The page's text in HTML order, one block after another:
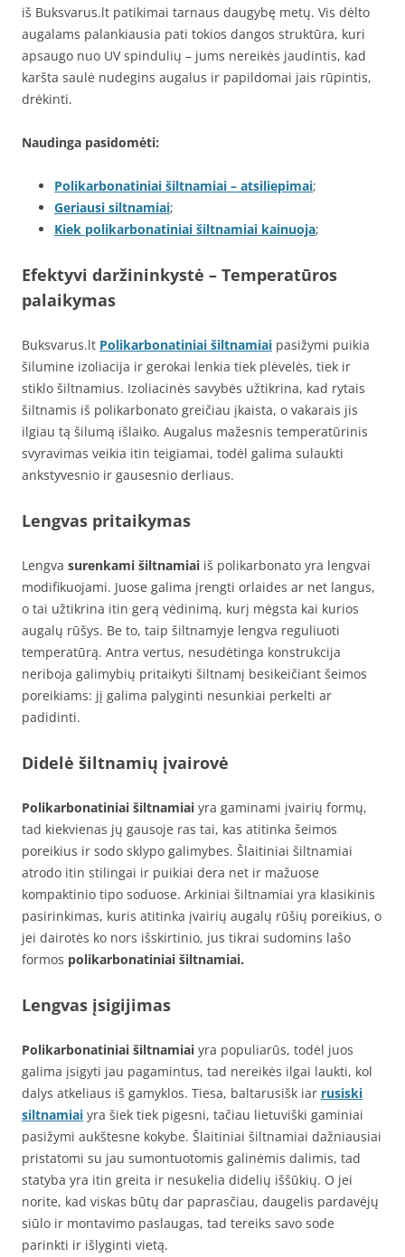
iš Buksvarus.lt patikimai tarnaus daugybę metų. Vis dėlto
augalams palankiausia pati tokios dangos struktūra, kuri
apsaugo nuo UV spindulių – jums nereikės jaudintis, kad
karšta saulė nudegins augalus ir papildomai jais rūpintis,
drėkinti.
Naudinga pasidomėti:
Polikarbonatiniai šiltnamiai – atsiliepimai;
Geriausi siltnamiai;
Kiek polikarbonatiniai šiltnamiai kainuoja;
Efektyvi daržininkystė – Temperatūros
palaikymas
Buksvarus.lt Polikarbonatiniai šiltnamiai pasižymi puikia
šilumine izoliacija ir gerokai lenkia tiek plėvelės, tiek ir
stiklo šiltnamius. Izoliacinės savybės užtikrina, kad rytais
šiltnamis iš polikarbonato greičiau įkaista, o vakarais jis
ilgiau tą šilumą išlaiko. Augalus mažesnis temperatūrinis
svyravimas veikia itin teigiamai, todėl galima sulaukti
ankstyvesnio ir gausesnio derliaus.
Lengvas pritaikymas
Lengva surenkami šiltnamiai iš polikarbonato yra lengvai
modifikuojami. Juose galima įrengti orlaides ar net langus,
o tai užtikrina itin gerą vėdinimą, kurį mėgsta kai kurios
augalų rūšys. Be to, taip šiltnamyje lengva reguliuoti
temperatūrą. Antra vertus, nesudėtinga konstrukcija
neriboja galimybių pritaikyti šiltnamį besikeičiant šeimos
poreikiams: jį galima palyginti nesunkiai perkelti ar
padidinti.
Didelė šiltnamių įvairovė
Polikarbonatiniai šiltnamiai yra gaminami įvairių formų,
tad kiekvienas jų gausoje ras tai, kas atitinka šeimos
poreikius ir sodo sklypo galimybes. Šlaitiniai šiltnamiai
atrodo itin stilingai ir puikiai dera net ir mažuose
kompaktinio tipo soduose. Arkiniai šiltnamiai yra klasikinis
pasirinkimas, kuris atitinka įvairių augalų rūšių poreikius, o
jei dairotės ko nors išskirtinio, jus tikrai sudomins lašo
formos polikarbonatiniai šiltnamiai.
Lengvas įsigijimas
Polikarbonatiniai šiltnamiai yra populiarūs, todėl juos
galima įsigyti jau pagamintus, tad nereikės ilgai laukti, kol
dalys atkeliaus iš gamyklos. Tiesa, baltarusišk iar rusiski
siltnamiai yra šiek tiek pigesni, tačiau lietuviški gaminiai
pasižymi aukštesne kokybe. Šlaitiniai šiltnamiai dažniausiai
pristatomi su jau sumontuotomis galinėmis dalimis, tad
statyba yra itin greita ir nesukelia didelių iššūkių. O jei
norite, kad viskas būtų dar paprasčiau, daugelis pardavėjų
siūlo ir montavimo paslaugas, tad tereiks savo sode
parinkti ir išlyginti vietą.